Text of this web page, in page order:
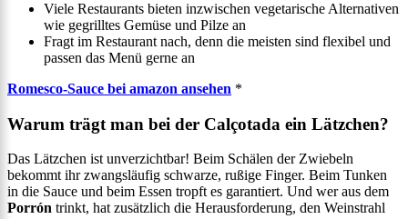
Viele Restaurants bieten inzwischen vegetarische Alternativen
wie gegrilltes Gemüse und Pilze an
Fragt im Restaurant nach, denn die meisten sind flexibel und
passen das Menü gerne an
Romesco-Sauce bei amazon ansehen *
Warum trägt man bei der Calçotada ein Lätzchen?
Das Lätzchen ist unverzichtbar! Beim Schälen der Zwiebeln
bekommt ihr zwangsläufig schwarze, rußige Finger. Beim Tunken
in die Sauce und beim Essen tropft es garantiert. Und wer aus dem
Porrón trinkt, hat zusätzlich die Herausforderung, den Weinstrahl